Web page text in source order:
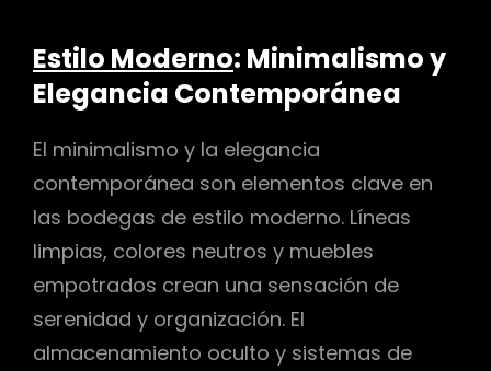
Estilo Moderno: Minimalismo y
Elegancia Contemporánea
El minimalismo y la elegancia
contemporánea son elementos clave en
las bodegas de estilo moderno. Líneas
limpias, colores neutros y muebles
empotrados crean una sensación de
serenidad y organización. El
almacenamiento oculto y sistemas de